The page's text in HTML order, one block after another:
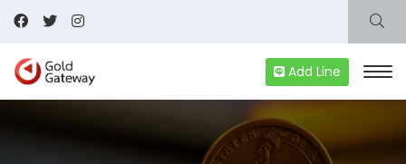
Add Line